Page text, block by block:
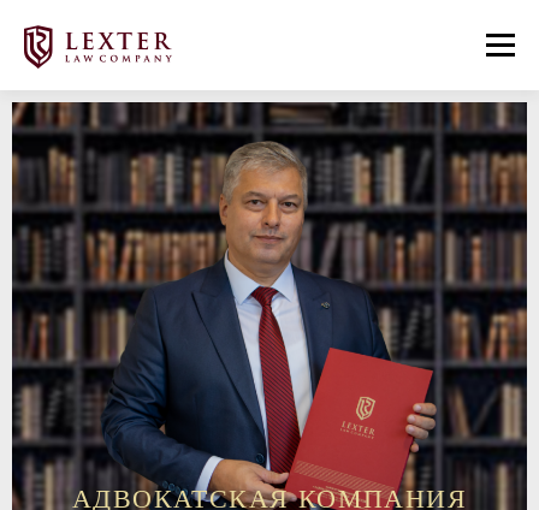
Меню
ГЛАВНАЯ УСЛУГИ КОМАНДА
НАШИ ПОБЕДЫ ПУБЛИКАЦИИ КОНТАКТЫ
АДВОКАТСКАЯ КОМПАНИЯ